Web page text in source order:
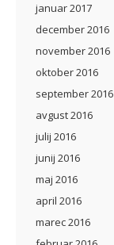
januar 2017
december 2016
november 2016
oktober 2016
september 2016
avgust 2016
julij 2016
junij 2016
maj 2016
april 2016
marec 2016